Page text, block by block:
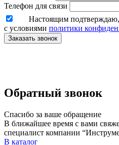
Телефон для связи
Настоящим подтверждаю,
с условиями политики
Заказать звонок
Обратный звонок
Спасибо за ваше обращение
В ближайшее время с вами
специалист компании
В каталог